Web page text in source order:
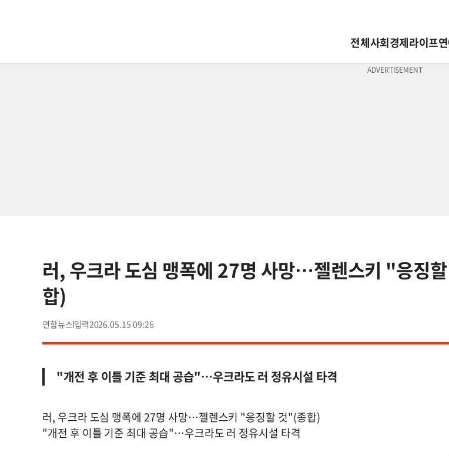
전체사회경제라이프
러, 우크라 도심 맹폭에 27명 사망…젤렌스키 "응징
합)
연합뉴스 2026.05.15 09:26
"개전 후 이틀 기준 최대 공습"…우크라도 러 정유시설 타격
러, 우크라 도심 맹폭에 27명 사망…젤렌스키 "응징할 것"(종합)
"개전 후 이틀 기준 최대 공습"…우크라도 러 정유시설 타격